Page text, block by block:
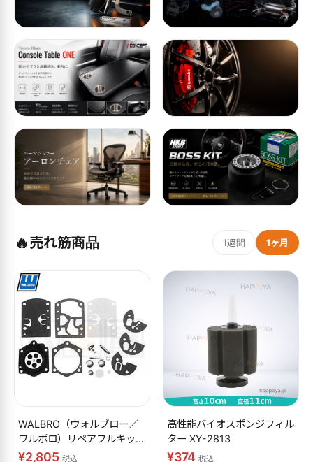
🔥売れ筋商品 1週間 1ヶ月
WALBRO（ウォルブロー／
ワルボロ）リペアフルキット
K10-WB
¥2,805 税込
高性能バイオスポンジフィル
ター XY-2813
¥374税込